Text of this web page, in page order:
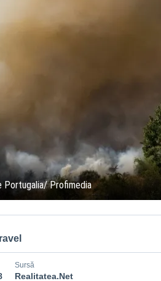
Portugalia/ Profimedia
Sursă
Realitatea.Net